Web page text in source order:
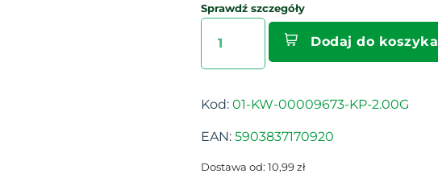
Sprawdź szczegóły
Dodaj do koszyka
Kod: 01-KW-00009673-KP-2.00G
EAN: 5903837170920
Dostawa od: 10,99 zł